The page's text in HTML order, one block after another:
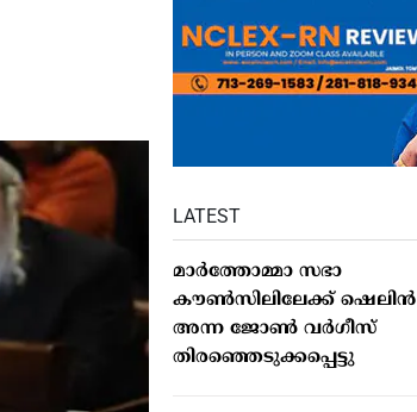
LATEST
മാര്‍ത്തോമ്മാ സഭാ
കൗണ്‍സിലിലേക്ക് ഷെലിന്‍
അന്ന ജോണ്‍ വര്‍ഗീസ്
തിരഞ്ഞെടുക്കപ്പെട്ടു